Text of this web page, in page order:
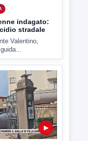
indagato:
stradale
Valentino,
▶